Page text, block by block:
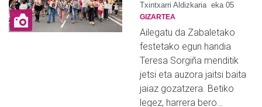
Txintxarri Aldizkaria eka 05
GIZARTEA
Ailegatu da Zabaletako
festetako egun handia
Teresa Sorgiña menditik
jetsi eta auzora jaitsi baita
jaiaz gozatzera. Betiko
legez, harrera bero…